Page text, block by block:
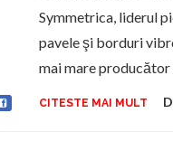
Symmetrica, liderul
pavele şi borduri
mai mare
CITESTE MAI MULT